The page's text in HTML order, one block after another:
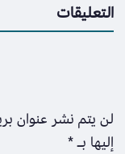
التعليقات
لن يتم نشر عنوان
إليها بـ*